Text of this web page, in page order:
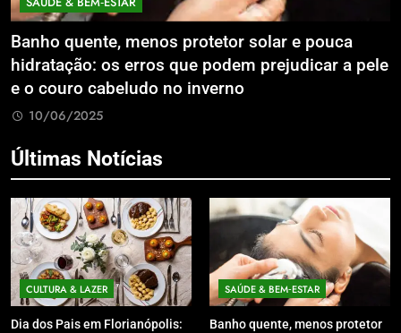
Banho quente, menos protetor solar e pouca
hidratação: os erros que podem prejudicar a pele
e o couro cabeludo no inverno
10/06/2025
Últimas Notícias
CULTURA & LAZER
Dia dos Pais em Florianópolis:
SAÚDE & BEM‑ESTAR
Banho quente, menos protetor